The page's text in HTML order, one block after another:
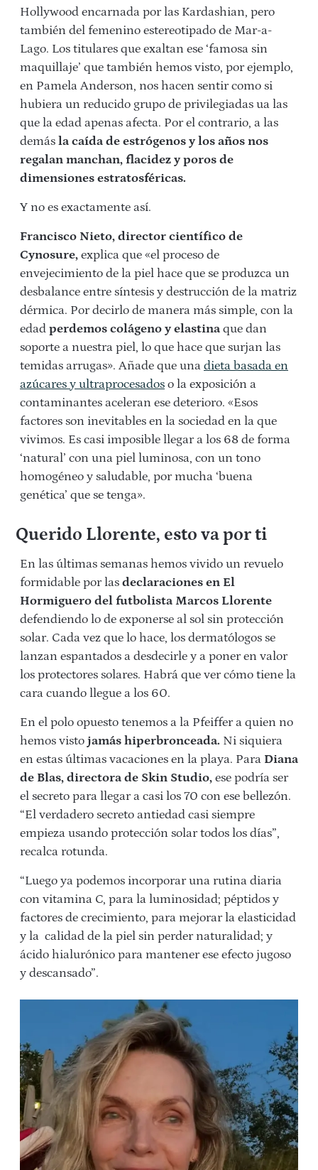
Hollywood encarnada por las Kardashian, pero
también del femenino estereotipado de Mar-a-
Lago. Los titulares que exaltan ese ‘famosa sin
maquillaje’ que también hemos visto, por ejemplo,
en Pamela Anderson, nos hacen sentir como si
hubiera un reducido grupo de privilegiadas ua las
que la edad apenas afecta. Por el contrario, a las
demás la caída de estrógenos y los años nos
regalan manchan, flacidez y poros de
dimensiones estratosféricas.
Y no es exactamente así.
Francisco Nieto, director científico de
Cynosure, explica que «el proceso de
envejecimiento de la piel hace que se produzca un
desbalance entre síntesis y destrucción de la matriz
dérmica. Por decirlo de manera más simple, con la
edad perdemos colágeno y elastina que dan
soporte a nuestra piel, lo que hace que surjan las
temidas arrugas». Añade que una dieta basada en
azúcares y ultraprocesados o la exposición a
contaminantes aceleran ese deterioro. «Esos
factores son inevitables en la sociedad en la que
vivimos. Es casi imposible llegar a los 68 de forma
‘natural’ con una piel luminosa, con un tono
homogéneo y saludable, por mucha ‘buena
genética’ que se tenga».
Querido Llorente, esto va por ti
En las últimas semanas hemos vivido un revuelo
formidable por las declaraciones en El
Hormiguero del futbolista Marcos Llorente
defendiendo lo de exponerse al sol sin protección
solar. Cada vez que lo hace, los dermatólogos se
lanzan espantados a desdecirle y a poner en valor
los protectores solares. Habrá que ver cómo tiene la
cara cuando llegue a los 60.
En el polo opuesto tenemos a la Pfeiffer a quien no
hemos visto jamás hiperbronceada. Ni siquiera
en estas últimas vacaciones en la playa. Para Diana
de Blas, directora de Skin Studio, ese podría ser
el secreto para llegar a casi los 70 con ese bellezón.
“El verdadero secreto antiedad casi siempre
empieza usando protección solar todos los días”,
recalca rotunda.
“Luego ya podemos incorporar una rutina diaria
con vitamina C, para la luminosidad; péptidos y
factores de crecimiento, para mejorar la elasticidad
y la calidad de la piel sin perder naturalidad; y
ácido hialurónico para mantener ese efecto jugoso
y descansado”.